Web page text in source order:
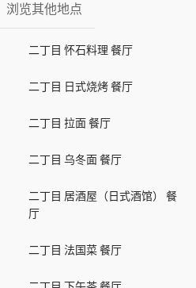
浏览其他地点
二丁目 怀石料理 餐厅
二丁目 日式烧烤 餐厅
二丁目 拉面 餐厅
二丁目 乌冬面 餐厅
二丁目 居酒屋（日式酒馆） 餐
厅
二丁目 法国菜 餐厅